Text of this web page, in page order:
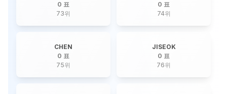
0 표
73위
0 표
74위
CHEN
0 표
75위
JISEOK
0 표
76위